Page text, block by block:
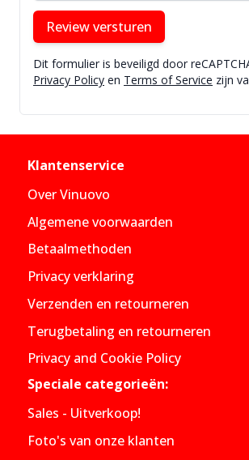
Review versturen
Dit formulier is beveiligd door
Privacy Policy en Terms of Service zijn
Klantenservice
Over Vinuovo
Algemene voorwaarden
Betaalmethoden
Privacy verklaring
Verzenden en retourneren
Terugbetaling en retourneren
Privacy and Cookie Policy
Speciale categorieën:
Sales - Uitverkoop!
Foto's van onze klanten